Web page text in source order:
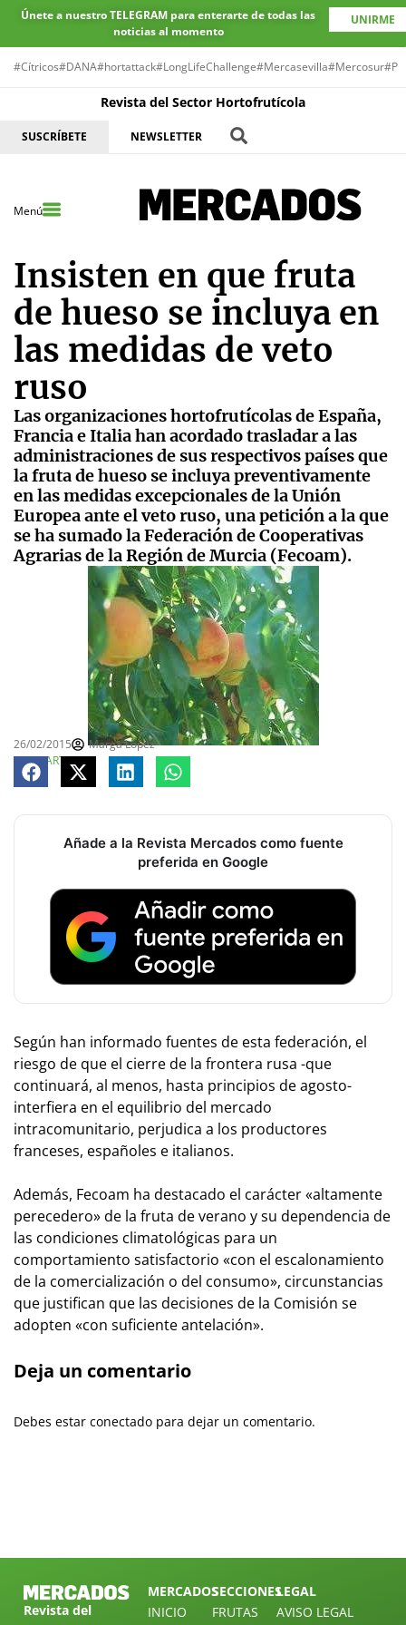
Únete a nuestro TELEGRAM para enterarte de todas las
noticias al momento
UNIRME
#Cítricos#DANA#hortattack#LongLifeChallenge#Mercasevilla#Mercosur
Revista del Sector Hortofrutícola
SUSCRÍBETE NEWSLETTER
Menú
Insisten en que fruta
de hueso se incluya en
las medidas de veto
ruso
Las organizaciones hortofrutícolas de España,
Francia e Italia han acordado trasladar a las
administraciones de sus respectivos países que
la fruta de hueso se incluya preventivamente
en las medidas excepcionales de la Unión
Europea ante el veto ruso, una petición a la que
se ha sumado la Federación de Cooperativas
Agrarias de la Región de Murcia (Fecoam).
26/02/2015
Marga López
COMPARTE
Añade a la Revista Mercados como fuente
preferida en Google
Según han informado fuentes de esta federación, el
riesgo de que el cierre de la frontera rusa -que
continuará, al menos, hasta principios de agosto-
interfiera en el equilibrio del mercado
intracomunitario, perjudica a los productores
franceses, españoles e italianos.
Además, Fecoam ha destacado el carácter «altamente
perecedero» de la fruta de verano y su dependencia de
las condiciones climatológicas para un
comportamiento satisfactorio «con el escalonamiento
de la comercialización o del consumo», circunstancias
que justifican que las decisiones de la Comisión se
adopten «con suficiente antelación».
Deja un comentario
Debes estar conectado para dejar un comentario.
Revista del
MERCADOS
INICIO
SECCIONES
FRUTAS
LEGAL
AVISO LEGAL